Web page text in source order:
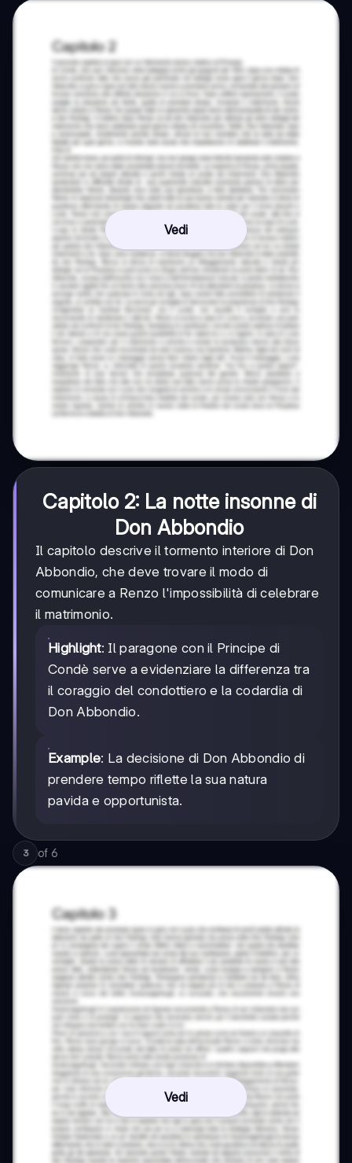
Vedi
Capitolo 2: La notte insonne di
Don Abbondio
Il capitolo descrive il tormento interiore di Don
Abbondio, che deve trovare il modo di
comunicare a Renzo l'impossibilità di celebrare
il matrimonio.
Highlight: Il paragone con il Principe di
Condè serve a evidenziare la differenza tra
il coraggio del condottiero e la codardia di
Don Abbondio.
Example: La decisione di Don Abbondio di
prendere tempo riflette la sua natura
pavida e opportunista.
3 of 6
Vedi